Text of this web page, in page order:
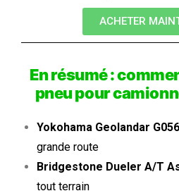
ACHETER
En résumé :
pneu pour
Yokohama Geolandar
grande route
Bridgestone Dueler A/T
tout terrain